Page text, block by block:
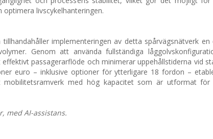
livscykelhanteringen.
implementeringen av detta spårvägsnätverk en
Genom att använda fullständiga
passagerarflöde och minimerar uppehållstiderna vid
euro – inklusive optioner för ytterligare 18 fordon –
mobilitetsramverk med hög kapacitet som är utformat för
med AI-assistans.